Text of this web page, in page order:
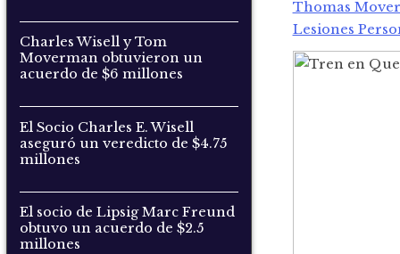
Charles Wisell y Tom
Moverman obtuvieron un
acuerdo de $6 millones
El Socio Charles E. Wisell
aseguró un veredicto de $4.75
millones
El socio de Lipsig Marc Freund
obtuvo un acuerdo de $2.5
millones
Thomas
Lesiones